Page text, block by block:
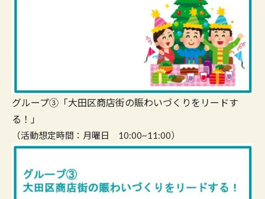
グループ③「大田区商店街の賑わいづくりをリードす
る！」
（活動想定時間：月曜日 10:00~11:00）